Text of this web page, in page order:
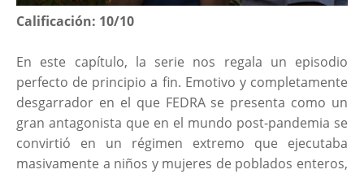
Calificación: 10/10
En este capítulo, la serie nos regala un episodio
perfecto de principio a fin. Emotivo y completamente
desgarrador en el que FEDRA se presenta como un
gran antagonista que en el mundo post-pandemia se
convirtió en un régimen extremo que ejecutaba
masivamente a niños y mujeres de poblados enteros,